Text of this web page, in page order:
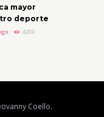
mayor
deporte
4299
Coello.